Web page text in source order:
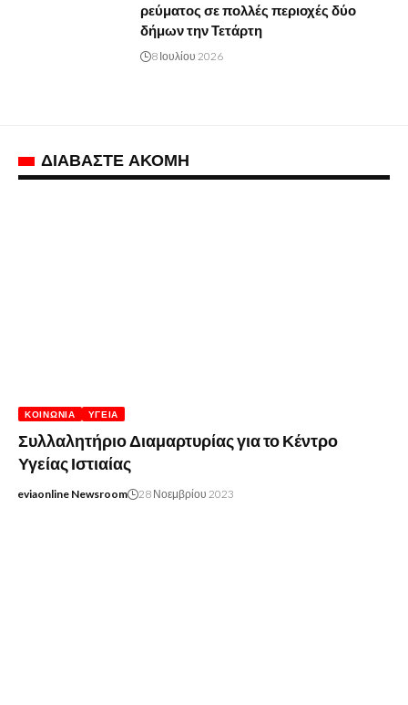
ρεύματος σε πολλές περιοχές δύο
δήμων την Τετάρτη
8 Ιουλίου 2026
ΔΙΑΒΑΣΤΕ ΑΚΟΜΗ
ΚΟΙΝΩΝΊΑ ΥΓΕΊΑ
Συλλαλητήριο Διαμαρτυρίας για το Κέντρο
Υγείας Ιστιαίας
eviaonline Newsroom 28 Νοεμβρίου 2023